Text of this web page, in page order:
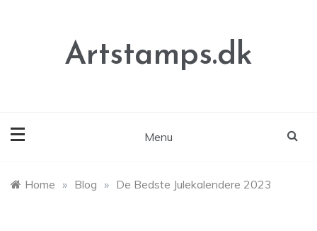
Artstamps.dk
Menu
Home » Blog » De Bedste Julekalendere 2023